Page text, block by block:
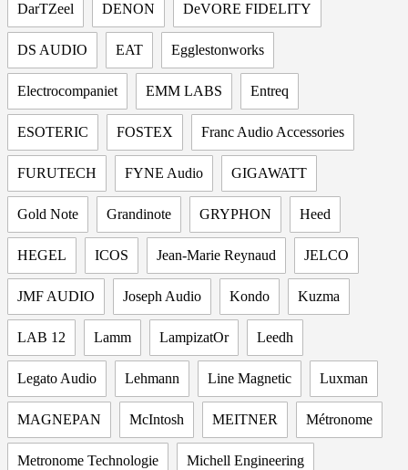
DarTZeel DENON DeVORE FIDELITY
DS AUDIO EAT Egglestonworks
Electrocompaniet EMM LABS Entreq
ESOTERIC FOSTEX Franc Audio Accessories
FURUTECH FYNE Audio GIGAWATT
Gold Note Grandinote GRYPHON Heed
HEGEL ICOS Jean-Marie Reynaud JELCO
JMF AUDIO Joseph Audio Kondo Kuzma
LAB 12 Lamm LampizatOr Leedh
Legato Audio Lehmann Line Magnetic Luxman
MAGNEPAN McIntosh MEITNER Métronome
Metronome Technologie Michell Engineering